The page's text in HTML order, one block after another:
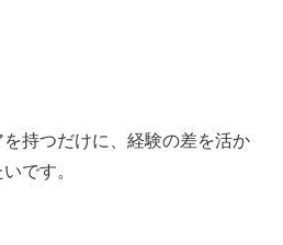
持つだけに、経験の差を活か
です。